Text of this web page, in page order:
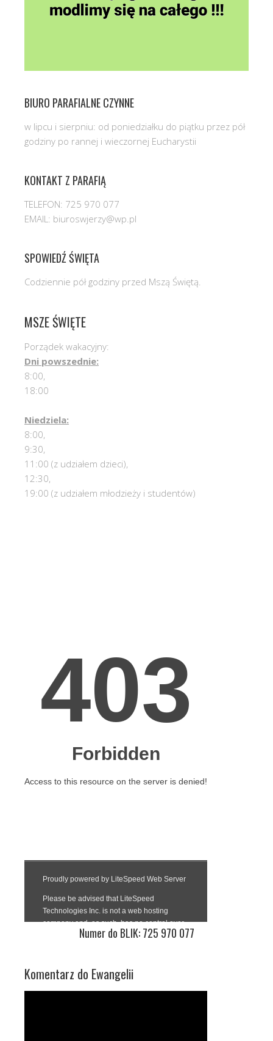
BIURO PARAFIALNE CZYNNE
w lipcu i sierpniu: od poniedziałku do piątku przez pół
godziny po rannej i wieczornej Eucharystii
KONTAKT Z PARAFIĄ
TELEFON: 725 970 077
EMAIL: biuroswjerzy@wp.pl
SPOWIEDŹ ŚWIĘTA
Codziennie pół godziny przed Mszą Świętą.
MSZE ŚWIĘTE
Porządek wakacyjny:
Dni powszednie:
8:00,
18:00
Niedziela:
8:00,
9:30,
11:00 (z udziałem dzieci),
12:30,
19:00 (z udziałem młodzieży i studentów)
Numer do BLIK: 725 970 077
Komentarz do Ewangelii